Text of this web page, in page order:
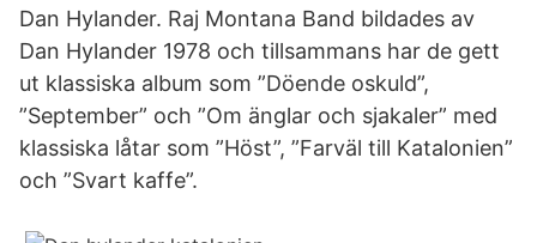
Dan Hylander. Raj Montana Band bildades av
Dan Hylander 1978 och tillsammans har de gett
ut klassiska album som ”Döende oskuld”,
”September” och ”Om änglar och sjakaler” med
klassiska låtar som ”Höst”, ”Farväl till Katalonien”
och ”Svart kaffe”.